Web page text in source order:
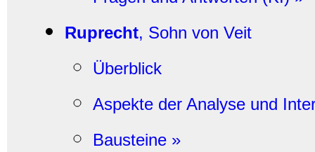
Ruprecht, Sohn von Veit
Überblick
Aspekte der Analyse und
Bausteine »